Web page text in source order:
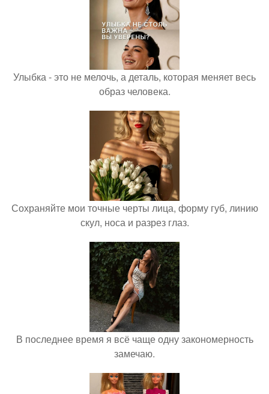
Улыбка - это не мелочь, а деталь, которая меняет весь
образ человека.
Сохраняйте мои точные черты лица, форму губ, линию
скул, носа и разрез глаз.
В последнее время я всё чаще одну закономерность
замечаю.